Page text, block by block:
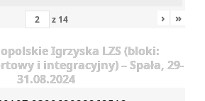
z 14 › »
Igrzyska LZS (bloki:
i integracyjny) – Spała, 29-
31.08.2024